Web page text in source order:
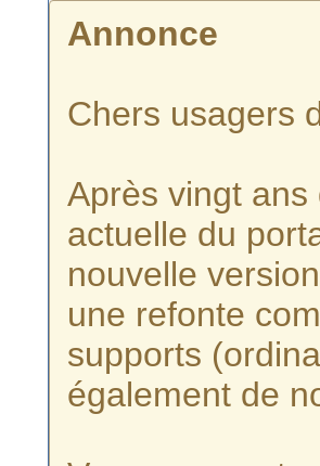
Annonce
Chers usagers
Après vingt
actuelle du
nouvelle
une refonte
supports
également de